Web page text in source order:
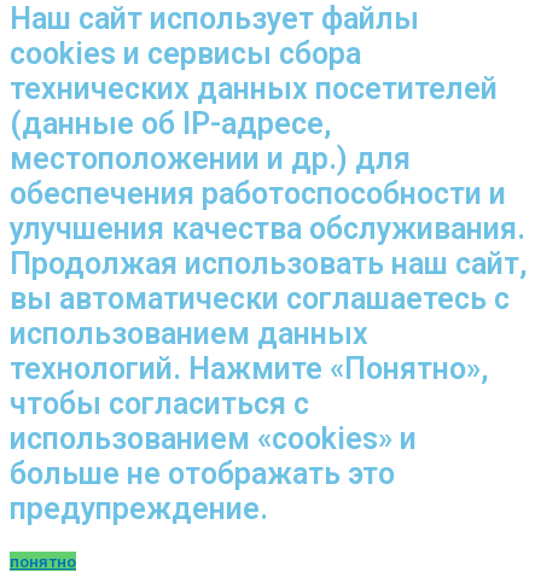
Наш сайт использует файлы
cookies и сервисы сбора
технических данных посетителей
(данные об IP-адресе,
местоположении и др.) для
обеспечения работоспособности и
улучшения качества обслуживания.
Продолжая использовать наш сайт,
вы автоматически соглашаетесь с
использованием данных
технологий. Нажмите «Понятно»,
чтобы согласиться с
использованием «cookies» и
больше не отображать это
предупреждение.
понятно